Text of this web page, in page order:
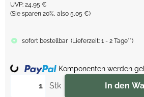
UVP: 24,95 €
(Sie sparen 20%, also 5,05 €)
sofort bestellbar (Lieferzeit: 1 - 2 Tage**)
Stk In den
Loading... Komponenten werden